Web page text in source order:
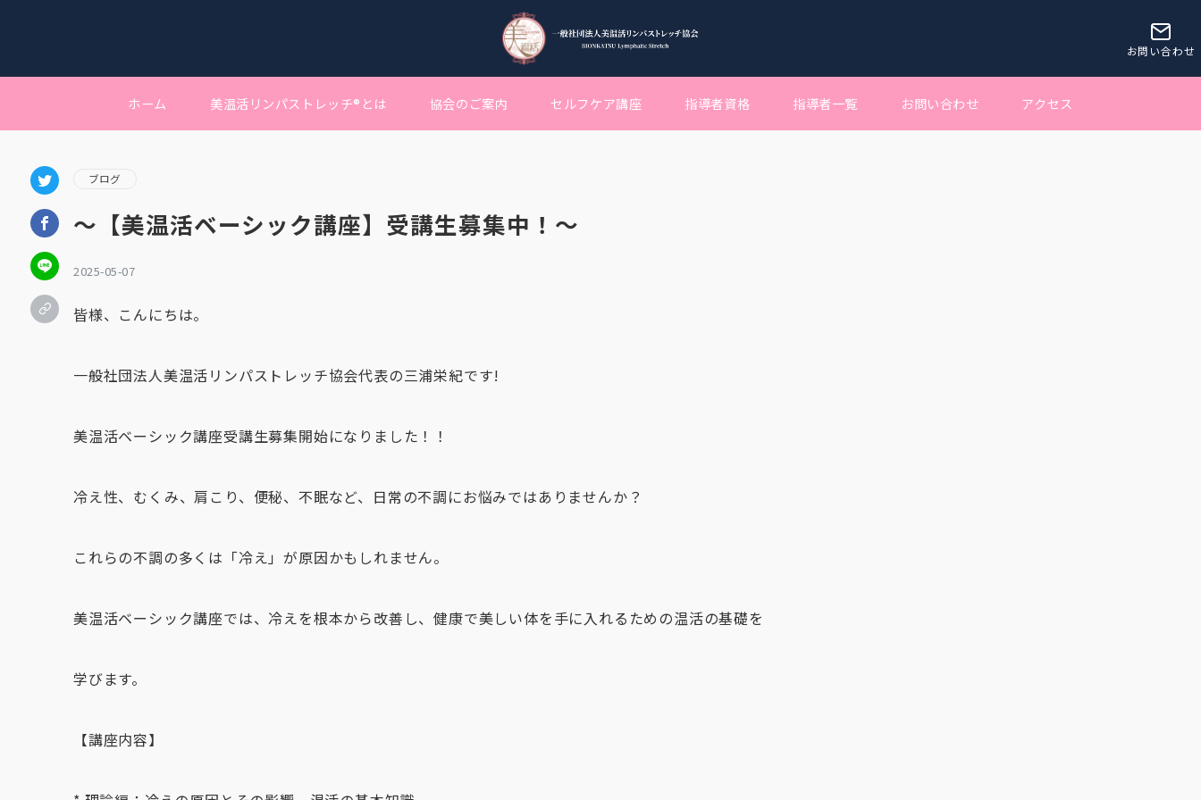
お問い合わせ
ホーム 美温活リンパストレッチ®︎とは 協会のご案内 セルフケア講座 指導者資格 指導者一覧 お問い合わせ アクセス
ブログ
〜【美温活ベーシック講座】受講生募集中！〜
2025-05-07
皆様、こんにちは。
一般社団法人美温活リンパストレッチ協会代表の三浦栄紀です!
美温活ベーシック講座受講生募集開始になりました！！
冷え性、むくみ、肩こり、便秘、不眠など、日常の不調にお悩みではありませんか？
これらの不調の多くは「冷え」が原因かもしれません。
美温活ベーシック講座では、冷えを根本から改善し、健康で美しい体を手に入れるための温活の基礎を
学びます。
【講座内容】